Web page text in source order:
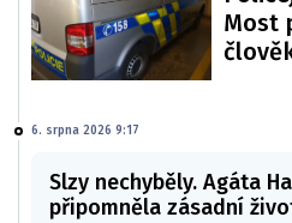
Most
6. srpna 2026 9:17
Slzy nechyběly. Agáta
připomněla zásadní